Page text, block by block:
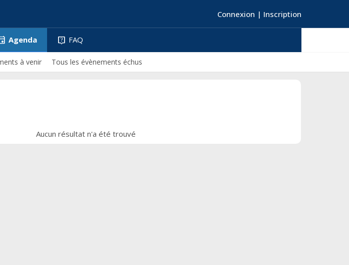
Connexion | Inscription
Agenda live_help FAQ
à venir Tous les évènements échus
Aucun résultat n'a été trouvé